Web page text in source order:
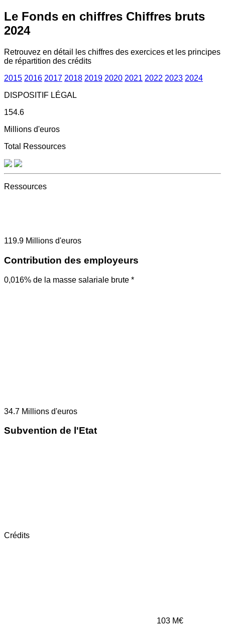
Le Fonds en chiffres Chiffres bruts
2024
Retrouvez en détail les chiffres des exercices et les principes
de répartition des crédits
2015 2016 2017 2018 2019 2020 2021 2022 2023 2024
DISPOSITIF LÉGAL
154.6
Millions d'euros
Total Ressources
Ressources
119.9 Millions d'euros
Contribution des employeurs
0,016% de la masse salariale brute *
34.7 Millions d'euros
Subvention de l'Etat
Crédits
103 M€